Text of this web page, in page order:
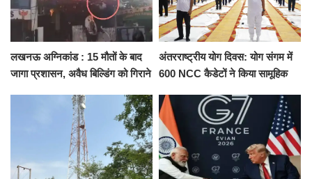
लखनऊ अग्निकांड : 15 मौतों के बाद
जागा प्रशासन, अवैध बिल्डिंग को गिराने
अंतरराष्ट्रीय योग दिवस: योग संगम में
600 NCC कैडेटों ने किया सामूहिक
संकल्प